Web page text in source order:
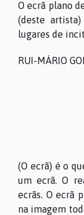
O ecrã plano
(deste
lugares de
RUI-MÁRIO
(O ecrã) é o
um ecrã. O
ecrãs. O ecrã
na imagem